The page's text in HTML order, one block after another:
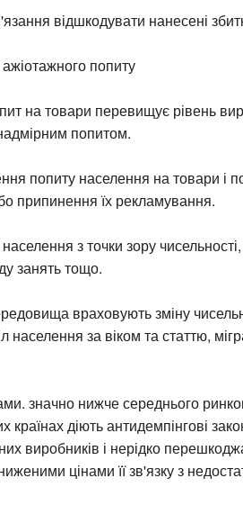
відшкодувати нанесені
попиту
на товари перевищує рівень
попитом.
попиту населення на товари і
припинення їх рекламування.
з точки зору чисельності,
занять тощо.
враховують зміну
населення за віком та статтю,
значно нижче середнього
країнах діють антидемпінгові
виробників і нерідко
цінами її зв'язку з